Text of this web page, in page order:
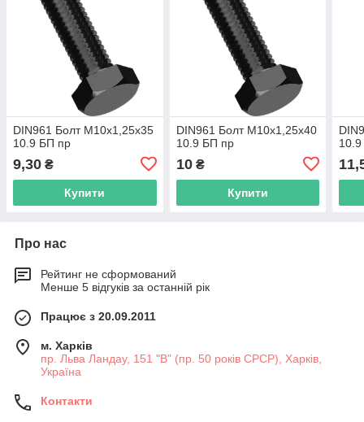
DIN961 Болт М10х1,25х35
10.9 БП пр
9,30 ₴
Купити
DIN961 Болт М10х1,25х40
10.9 БП пр
10₴
Купити
Про нас
Рейтинг не сформований
Менше 5 відгуків за останній рік
Працює з 20.09.2011
м. Харків
пр. Льва Ландау, 151 "В" (пр. 50 років СРСР), Харків,
Україна
Контакти